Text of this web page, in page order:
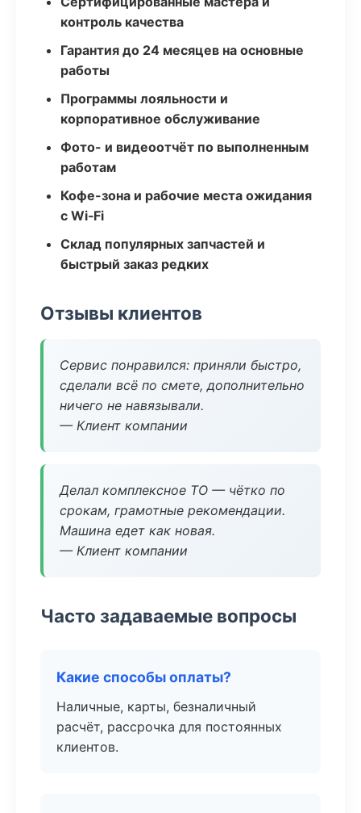
контроль качества
Гарантия до 24 месяцев на основные
работы
Программы лояльности и
корпоративное обслуживание
Фото- и видеоотчёт по выполненным
работам
Кофе-зона и рабочие места ожидания
с Wi‑Fi
Склад популярных запчастей и
быстрый заказ редких
Отзывы клиентов
Сервис понравился: приняли быстро,
сделали всё по смете, дополнительно
ничего не навязывали.
— Клиент компании
Делал комплексное ТО — чётко по
срокам, грамотные рекомендации.
Машина едет как новая.
— Клиент компании
Часто задаваемые вопросы
Какие способы оплаты?
Наличные, карты, безналичный
расчёт, рассрочка для постоянных
клиентов.